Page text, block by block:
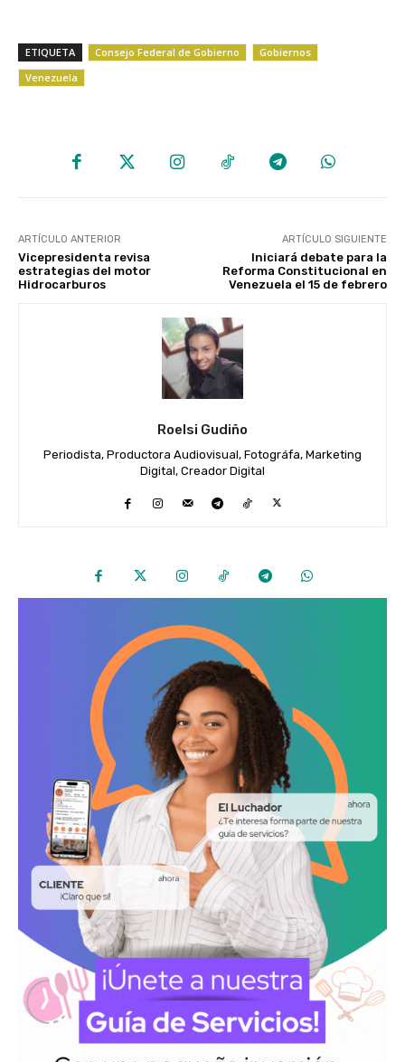
ETIQUETA Consejo Federal de Gobierno
Gobiernos
Venezuela
ARTÍCULO ANTERIOR
Vicepresidenta revisa
estrategias del motor
Hidrocarburos
ARTÍCULO SIGUIENTE
Iniciará debate para la
Reforma Constitucional en
Venezuela el 15 de febrero
Roelsi Gudiño
Periodista, Productora Audiovisual, Fotográfa, Marketing
Digital, Creador Digital